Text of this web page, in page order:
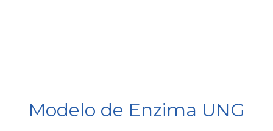
Modelo de Enzima UNG